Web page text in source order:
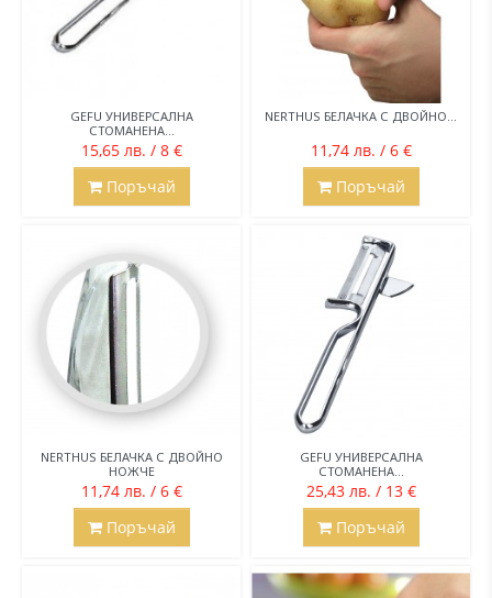
GEFU УНИВЕРСАЛНА
СТОМАНЕНА...
15,65 лв. / 8 €
Поръчай
NERTHUS БЕЛАЧКА С ДВОЙНО...
11,74 лв. / 6 €
Поръчай
NERTHUS БЕЛАЧКА С ДВОЙНО
НОЖЧЕ
11,74 лв. / 6 €
Поръчай
GEFU УНИВЕРСАЛНА
СТОМАНЕНА...
25,43 лв. / 13 €
Поръчай